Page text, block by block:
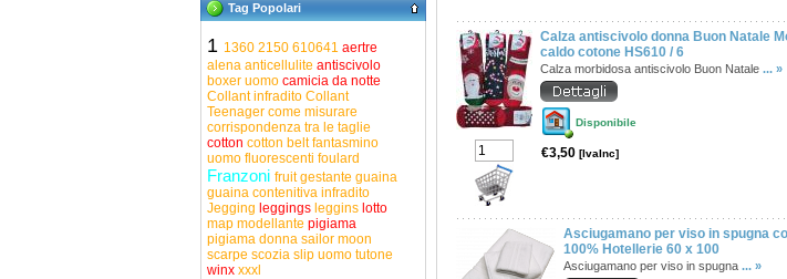
Tag Popolari
1 1360 2150 610641 aertre
alena anticellulite antiscivolo
boxer uomo camicia da notte
Collant infradito Collant
Teenager come misurare
corrispondenza tra le taglie
cotton cotton beltfantasmino
uomo fluorescenti foulard
Franzoni fruitgestante guaina
guaina contenitiva infradito
Jegging leggings leggins lotto
map modellante pigiama
pigiama donna sailor moon
scarpe scozia slip uomo tutone
winx xxxl
Calza antiscivolo donna Buon Natale
caldo cotone HS610 / 6
Calza morbidosa antiscivolo Buon Natale ... »
Disponibile
€3,50 [IvaInc]
Asciugamano per viso in spugna
100% Hotellerie 60 x 100
Asciugamano per viso in spugna ... »